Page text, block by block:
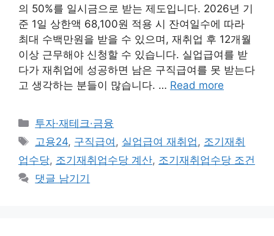
의 50%를 일시금으로 받는 제도입니다. 2026년 기
준 1일 상한액 68,100원 적용 시 잔여일수에 따라
최대 수백만원을 받을 수 있으며, 재취업 후 12개월
이상 근무해야 신청할 수 있습니다. 실업급여를 받
다가 재취업에 성공하면 남은 구직급여를 못 받는다
고 생각하는 분들이 많습니다. … Read more
카
테
리
투자·재테크·금융
태
그
고용24, 구직급여 , 실업급여 재취업, 조기재취
업수당, 조기재취업수당 계산, 조기재취업수당 조건
댓글 남기기